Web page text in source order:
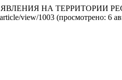
ЯВЛЕНИЯ НА ТЕРРИТОРИИ
view/1003 (просмотрено: 6